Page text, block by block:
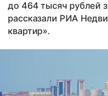
до 464 тысяч рублей
рассказали РИА
квартир».